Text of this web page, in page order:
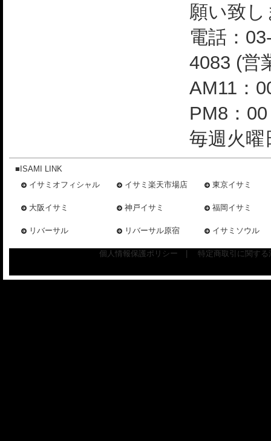
願い致
電話：
4083 (営
AM11：
PM8：
毎週火曜
■ISAMI LINK
イサミオフィシャル
イサミ楽天市場店 東京イサミ
大阪イサミ 神戸イサミ 福岡イサミ
リバーサル リバーサル原宿 イサミソウル
個人情報保護ポリシー 特定商取引に関す